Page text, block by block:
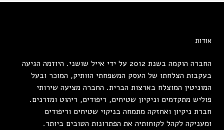
אודות
החברה הוקמה בשנת 2012 על ידי אייל שושני. היוזמה הגיעה
בעקבות הצלחתו של העסק המשפחתי הוותיק, המוכר ובעל
המוניטין המוצלח בארצות הברית. החברה מציעה שירותי
פוליש מתקדמים וניקיון שטיחים, ריפודים, ריהוט ומזרנים.
חברת ניקיון ואחזקה מתמחה בניקוי שטיחים וריפודים
ומעניקה לקהל לקוחותיה את הפתרונות הטובים ביותר.